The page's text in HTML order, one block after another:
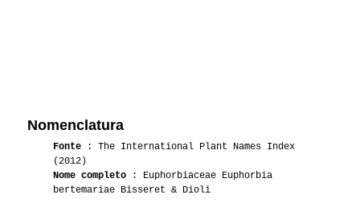
Nomenclatura
Fonte : The International Plant Names Index
(2012)
Nome completo : Euphorbiaceae Euphorbia
bertemariae Bisseret & Dioli